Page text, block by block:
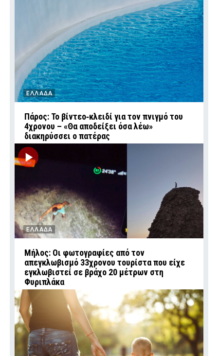
ΕΛΛΑΔΑ
Πάρος: Το βίντεο‑κλειδί για τον πνιγμό του
4χρονου – «Θα αποδείξει όσα λέω»
διακηρύσσει ο πατέρας
ΕΛΛΑΔΑ
Μήλος: Οι φωτογραφίες από τον
απεγκλωβισμό 33χρονου τουρίστα που είχε
εγκλωβιστεί σε βράχο 20 μέτρων στη
Φυριπλάκα